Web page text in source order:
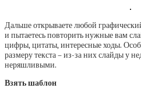
Дальше открываете любой
и пытаетесь повторить нужные вам
цифры, цитаты, интересные ходы.
размеру текста – из-за них слайды у
неряшливыми.
Взять шаблон